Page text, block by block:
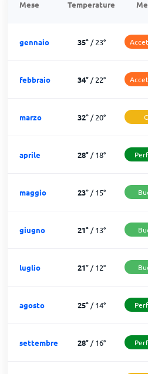
Mese Temperature
gennaio 35°/23°
febbraio 34°/22°
marzo 32°/20°
aprile 28°/18°
maggio 23°/15°
giugno 21°/13°
luglio 21°/12°
agosto 25°/14°
settembre 28°/16°